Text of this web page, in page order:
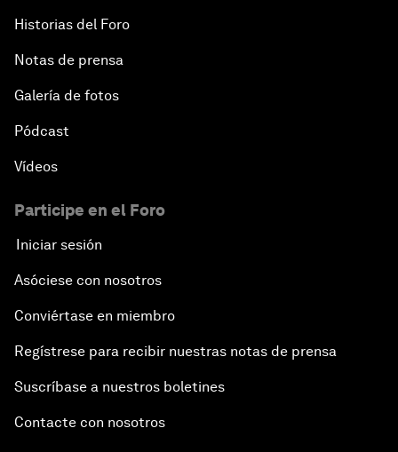
Historias del Foro
Notas de prensa
Galería de fotos
Pódcast
Vídeos
Participe en el Foro
Iniciar sesión
Asóciese con nosotros
Conviértase en miembro
Regístrese para recibir nuestras notas de prensa
Suscríbase a nuestros boletines
Contacte con nosotros